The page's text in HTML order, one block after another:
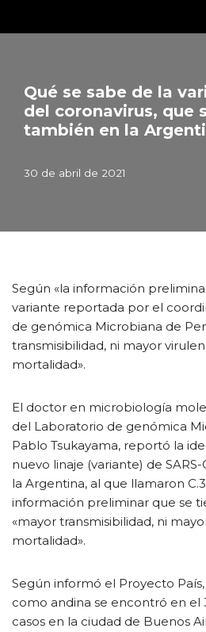
Qué se sabe de la
del coronavirus, que
también en la
30 de abril de 2021
Según «la información
variante reportada por el
de genómica Microbiana de
transmisibilidad, ni mayor
mortalidad».
El doctor en microbiología
del Laboratorio de genómica
Pablo Tsukayama, reportó la
nuevo linaje (variante) de
la Argentina, al que llamaron
información preliminar que se
«mayor transmisibilidad, ni
mortalidad».
Según informó el Proyecto
como andina se encontró en el
casos en la ciudad de Buenos